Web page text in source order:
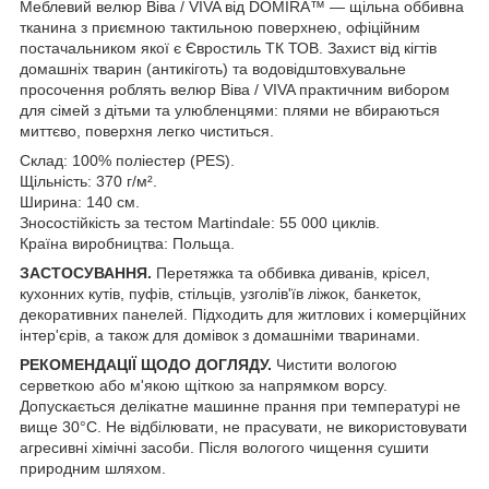
Меблевий велюр Віва / VIVA від DOMIRA™ — щільна оббивна
тканина з приємною тактильною поверхнею, офіційним
постачальником якої є Євростиль ТК ТОВ. Захист від кігтів
домашніх тварин (антикіготь) та водовідштовхувальне
просочення роблять велюр Віва / VIVAпрактичним вибором
для сімей з дітьми та улюбленцями: плями не вбираються
миттєво, поверхня легко чиститься.
Склад: 100% поліестер (PES).
Щільність: 370 г/м².
Ширина: 140 см.
Зносостійкість за тестом Martindale: 55 000 циклів.
Країна виробництва: Польща.
ЗАСТОСУВАННЯ. Перетяжка та оббивка диванів, крісел,
кухонних кутів, пуфів, стільців, узголів'їв ліжок, банкеток,
декоративних панелей. Підходить для житлових і комерційних
інтер'єрів, а також для домівок з домашніми тваринами.
РЕКОМЕНДАЦІЇ ЩОДО ДОГЛЯДУ. Чистити вологою
серветкою або м'якою щіткою за напрямком ворсу.
Допускається делікатне машинне прання при температурі не
вище 30°C. Не відбілювати, не прасувати, не використовувати
агресивні хімічні засоби. Після вологого чищення сушити
природним шляхом.